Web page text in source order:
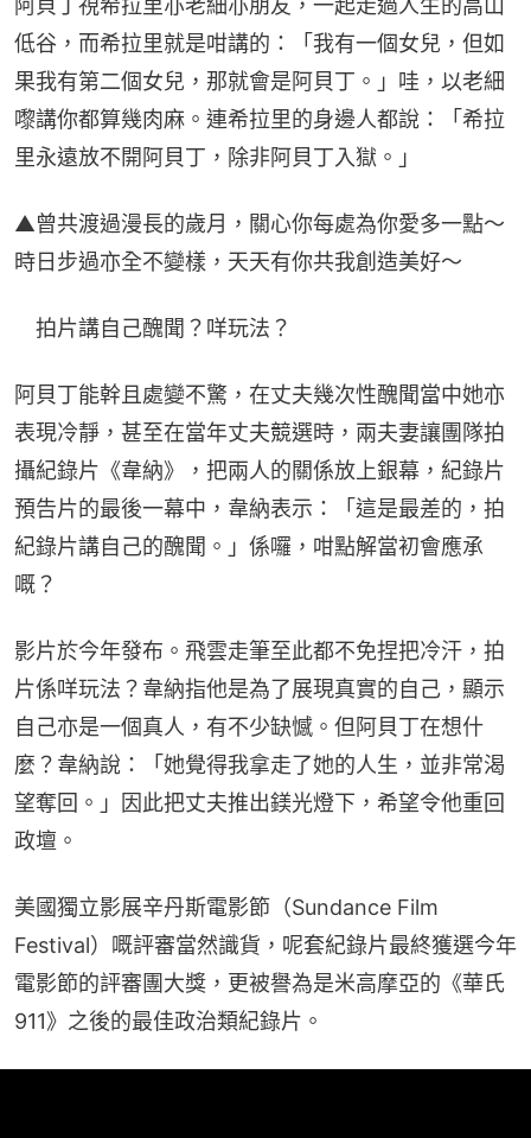
低谷，而希拉里就是咁講的：「我有一個女兒，但如
果我有第二個女兒，那就會是阿貝丁。」哇，以老細
嚟講你都算幾肉麻。連希拉里的身邊人都說：「希拉
里永遠放不開阿貝丁，除非阿貝丁入獄。」
▲曾共渡過漫長的歲月，關心你每處為你愛多一點～
時日步過亦全不變樣，天天有你共我創造美好～
拍片講自己醜聞？咩玩法？
阿貝丁能幹且處變不驚，在丈夫幾次性醜聞當中她亦
表現冷靜，甚至在當年丈夫競選時，兩夫妻讓團隊拍
攝紀錄片《韋納》，把兩人的關係放上銀幕，紀錄片
預告片的最後一幕中，韋納表示：「這是最差的，拍
紀錄片講自己的醜聞。」係囉，咁點解當初會應承
嘅？
影片於今年發布。飛雲走筆至此都不免捏把冷汗，拍
片係咩玩法？韋納指他是為了展現真實的自己，顯示
自己亦是一個真人，有不少缺憾。但阿貝丁在想什
麼？韋納說：「她覺得我拿走了她的人生，並非常渴
望奪回。」因此把丈夫推出鎂光燈下，希望令他重回
政壇。
美國獨立影展辛丹斯電影節（Sundance Film
Festival）嘅評審當然識貨，呢套紀錄片最終獲選今年
電影節的評審團大獎，更被譽為是米高摩亞的《華氏
911》之後的最佳政治類紀錄片。